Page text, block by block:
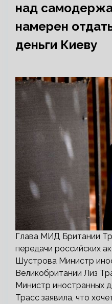
над
намерен
деньги Киеву
Глава МИД Британии
передачи российских
Шустрова Министр
Великобритании Лиз
Министр иностранных
Трасс заявила, что